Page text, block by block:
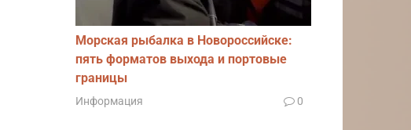
Морская рыбалка в Новороссийске:
пять форматов выхода и портовые
границы
Информация 0